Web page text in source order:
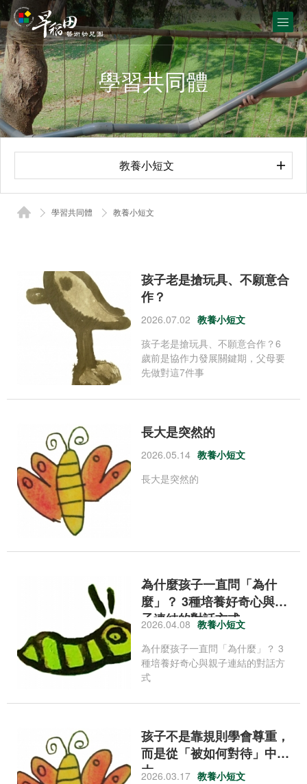
學習共同體
教養小短文
學習共同體 教養小短文
孩子老是搶玩具、不願意合
作？
2026.07.02 教養小短文
孩子老是搶玩具、不願意合作？6
歲前是協作力發展關鍵期，父母要
先做對這7件事
長大是突然的
2026.05.14 教養小短文
長大是突然的
為什麼孩子一直問「為什
麼」？ 3種培養好奇心與親
子連結的對話方式
2026.04.08 教養小短文
為什麼孩子一直問「為什麼」？ 3
種培養好奇心與親子連結的對話方
式
孩子不是靠規則學會尊重，
而是從「被如何對待」中長
大
2026.03.17 教養小短文